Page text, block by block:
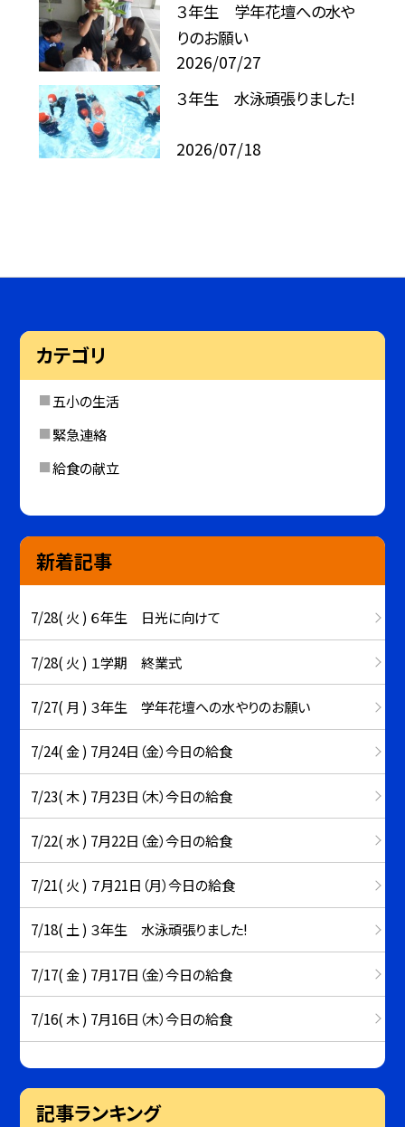
３年生 学年花壇への水や
りのお願い
2026/07/27
３年生 水泳頑張りました!
2026/07/18
カテゴリ
五小の生活
緊急連絡
給食の献立
新着記事
7/28( 火 ) ６年生 日光に向けて
7/28( 火 ) １学期 終業式
7/27( 月 ) ３年生 学年花壇への水やりのお願い
7/24( 金 ) 7月24日（金）今日の給食
7/23( 木 ) 7月23日（木）今日の給食
7/22( 水 ) 7月22日（金）今日の給食
7/21( 火 ) ７月21日（月）今日の給食
7/18( 土 ) ３年生 水泳頑張りました!
7/17( 金 ) 7月17日（金）今日の給食
7/16( 木 ) 7月16日（木）今日の給食
記事ランキング